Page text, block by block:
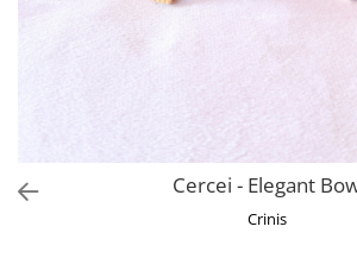
Neon Collection
Tiny but Mighty
Cercei - Elegant
Crinis